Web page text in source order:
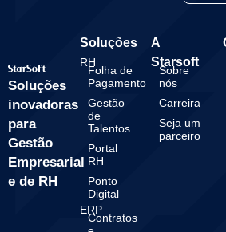
Soluções
inovadoras
para
Gestão
Empresarial
e de RH
Soluções
RH
Folha de
Pagamento
Gestão
de
Talentos
Portal
RH
Ponto
Digital
ERP
Contratos
A
Starsoft
Sobre
nós
Carreira
Seja um
parceiro